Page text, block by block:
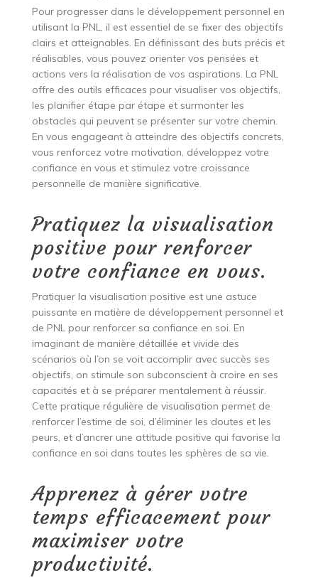
Pour progresser dans le développement personnel en
utilisant la PNL, il est essentiel de se fixer des objectifs
clairs et atteignables. En définissant des buts précis et
réalisables, vous pouvez orienter vos pensées et
actions vers la réalisation de vos aspirations. La PNL
offre des outils efficaces pour visualiser vos objectifs,
les planifier étape par étape et surmonter les
obstacles qui peuvent se présenter sur votre chemin.
En vous engageant à atteindre des objectifs concrets,
vous renforcez votre motivation, développez votre
confiance en vous et stimulez votre croissance
personnelle de manière significative.
Pratiquez la visualisation
positive pour renforcer
votre confiance en vous.
Pratiquer la visualisation positive est une astuce
puissante en matière de développement personnel et
de PNL pour renforcer sa confiance en soi. En
imaginant de manière détaillée et vivide des
scénarios où l’on se voit accomplir avec succès ses
objectifs, on stimule son subconscient à croire en ses
capacités et à se préparer mentalement à réussir.
Cette pratique régulière de visualisation permet de
renforcer l’estime de soi, d’éliminer les doutes et les
peurs, et d’ancrer une attitude positive qui favorise la
confiance en soi dans toutes les sphères de sa vie.
Apprenez à gérer votre
temps efficacement pour
maximiser votre
productivité.